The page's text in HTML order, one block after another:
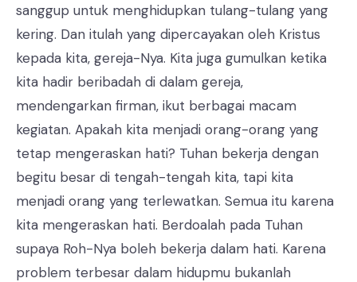
sanggup untuk menghidupkan tulang-tulang yang
kering. Dan itulah yang dipercayakan oleh Kristus
kepada kita, gereja-Nya. Kita juga gumulkan ketika
kita hadir beribadah di dalam gereja,
mendengarkan firman, ikut berbagai macam
kegiatan. Apakah kita menjadi orang-orang yang
tetap mengeraskan hati? Tuhan bekerja dengan
begitu besar di tengah-tengah kita, tapi kita
menjadi orang yang terlewatkan. Semua itu karena
kita mengeraskan hati. Berdoalah pada Tuhan
supaya Roh-Nya boleh bekerja dalam hati. Karena
problem terbesar dalam hidupmu bukanlah